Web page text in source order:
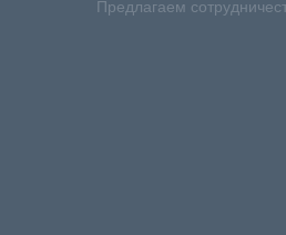
Предлагаем